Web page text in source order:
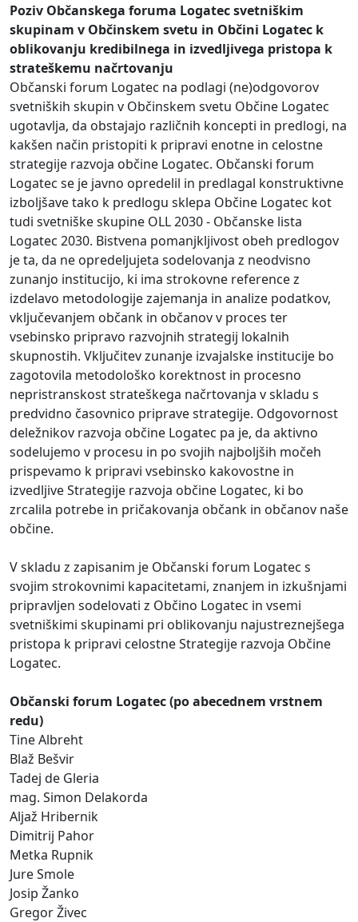
Poziv Občanskega foruma Logatec svetniškim
skupinam v Občinskem svetu in Občini Logatec k
oblikovanju kredibilnega in izvedljivega pristopa k
strateškemu načrtovanju
Občanski forum Logatec na podlagi (ne)odgovorov
svetniških skupin v Občinskem svetu Občine Logatec
ugotavlja, da obstajajo različnih koncepti in predlogi, na
kakšen način pristopiti k pripravi enotne in celostne
strategije razvoja občine Logatec. Občanski forum
Logatec se je javno opredelil in predlagal konstruktivne
izboljšave tako k predlogu sklepa Občine Logatec kot
tudi svetniške skupine OLL 2030 - Občanske lista
Logatec 2030. Bistvena pomanjkljivost obeh predlogov
je ta, da ne opredeljujeta sodelovanja z neodvisno
zunanjo institucijo, ki ima strokovne reference z
izdelavo metodologije zajemanja in analize podatkov,
vključevanjem občank in občanov v proces ter
vsebinsko pripravo razvojnih strategij lokalnih
skupnostih. Vključitev zunanje izvajalske institucije bo
zagotovila metodološko korektnost in procesno
nepristranskost strateškega načrtovanja v skladu s
predvidno časovnico priprave strategije. Odgovornost
deležnikov razvoja občine Logatec pa je, da aktivno
sodelujemo v procesu in po svojih najboljših močeh
prispevamo k pripravi vsebinsko kakovostne in
izvedljive Strategije razvoja občine Logatec, ki bo
zrcalila potrebe in pričakovanja občank in občanov naše
občine.
V skladu z zapisanim je Občanski forum Logatec s
svojim strokovnimi kapacitetami, znanjem in izkušnjami
pripravljen sodelovati z Občino Logatec in vsemi
svetniškimi skupinami pri oblikovanju najustreznejšega
pristopa k pripravi celostne Strategije razvoja Občine
Logatec.
Občanski forum Logatec (po abecednem vrstnem
redu)
Tine Albreht
Blaž Bešvir
Tadej de Gleria
mag. Simon Delakorda
Aljaž Hribernik
Dimitrij Pahor
Metka Rupnik
Jure Smole
Josip Žanko
Gregor Živec